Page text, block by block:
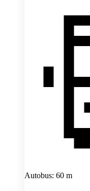
Autobus: 60 m